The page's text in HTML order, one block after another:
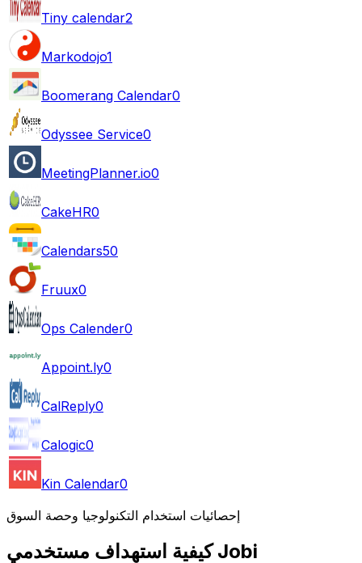
Tiny calendar2
Markodojo1
Boomerang Calendar0
Odyssee Service0
MeetingPlanner.io0
CakeHR0
Calendars50
Fruux0
Ops Calender0
Appoint.ly0
CalReply0
Calogic0
Kin Calendar0
إحصائيات استخدام التكنولوجيا وحصة السوق
كيفية استهداف مستخدمي Jobi